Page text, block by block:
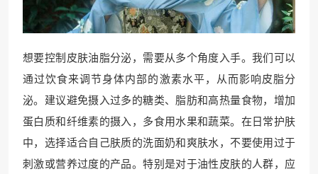
想要控制皮肤油脂分泌，需要从多个角度入手。我们可以
通过饮食来调节身体内部的激素水平，从而影响皮脂分
泌。建议避免摄入过多的糖类、脂肪和高热量食物，增加
蛋白质和纤维素的摄入，多食用水果和蔬菜。在日常护肤
中，选择适合自己肤质的洗面奶和爽肤水，不要使用过于
刺激或营养过度的产品。特别是对于油性皮肤的人群，应